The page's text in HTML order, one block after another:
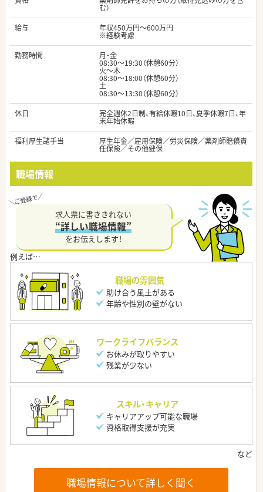
む）
給与
年収450万円～600万円
※経験考慮
勤務時間
月・金
08:30〜19:30（休憩60分）
火〜木
08:30〜18:00（休憩60分）
土
08:30〜13:30（休憩60分）
休日
完全週休2日制、有給休暇10日、夏季休暇7日、年
末年始休暇
福利厚生諸手当
厚生年金／雇用保険／労災保険／薬剤師賠償責
任保険／その他健保
職場情報
求人票に書ききれない
“詳しい職場情報”
をお伝えします！
職場の雰囲気
助け合う風土がある
年齢や性別の壁がない
ワークライフバランス
お休みが取りやすい
残業が少ない
スキル・キャリア
キャリアアップ可能な職場
資格取得支援が充実
職場情報について詳しく聞く